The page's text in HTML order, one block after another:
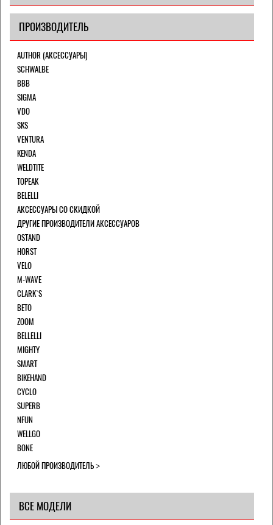
ПРОИЗВОДИТЕЛЬ
AUTHOR (АКСЕССУАРЫ)
SCHWALBE
BBB
SIGMA
VDO
SKS
VENTURA
KENDA
WELDTITE
TOPEAK
BELELLI
АКСЕССУАРЫ СО СКИДКОЙ
ДРУГИЕ ПРОИЗВОДИТЕЛИ АКСЕССУАРОВ
OSTAND
HORST
VELO
M-WAVE
CLARK`S
BETO
ZOOM
BELLELLI
MIGHTY
SMART
BIKEHAND
CYCLO
SUPERB
NFUN
WELLGO
BONE
ЛЮБОЙ ПРОИЗВОДИТЕЛЬ
ВСЕ МОДЕЛИ